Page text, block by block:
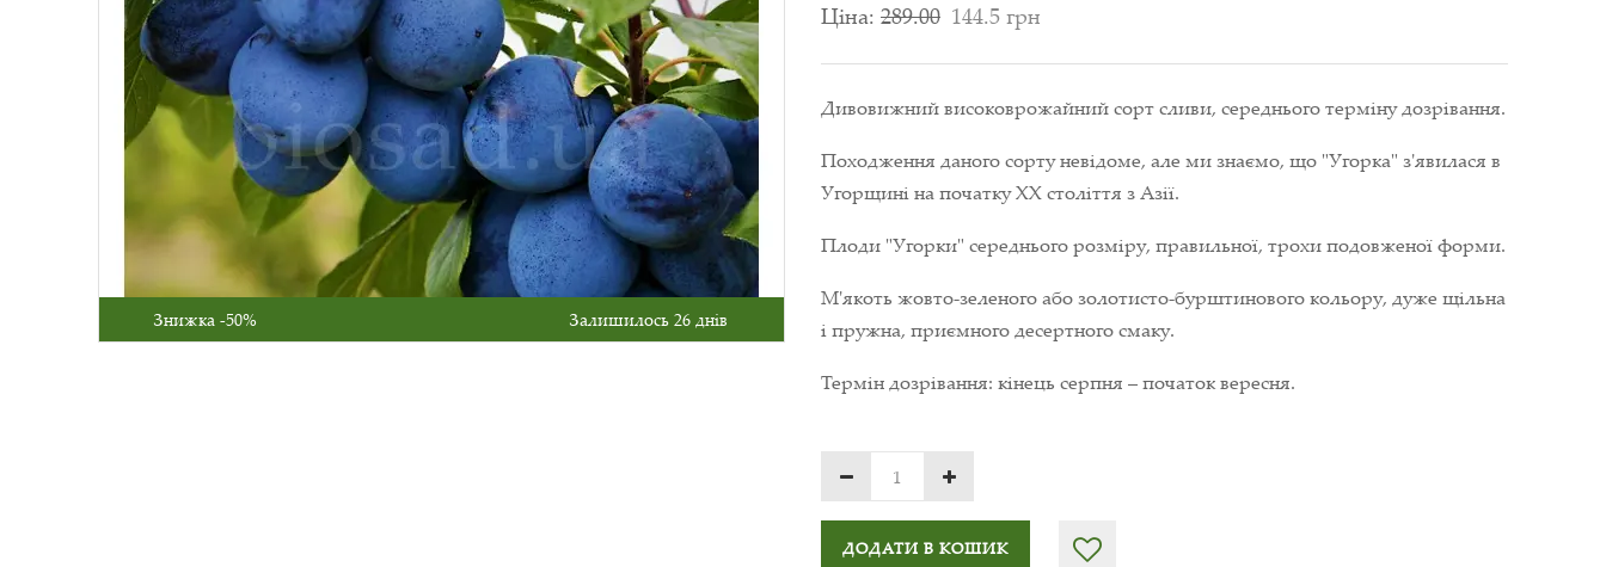
Знижка -50% Залишилось 26 днів
Ціна: 289.00 144.5 грн
Дивовижний високоврожайний сорт сливи, середнього терміну дозрівання.
Походження даного сорту невідоме, але ми знаємо, що "Угорка" з'явилася в
Угорщині на початку ХХ століття з Азії.
Плоди "Угорки" середнього розміру, правильної, трохи подовженої форми.
М'якоть жовто-зеленого або золотисто-бурштинового кольору, дуже щільна
і пружна, приємного десертного смаку.
Термін дозрівання: кінець серпня – початок вересня.
ДОДАТИ В КОШИК